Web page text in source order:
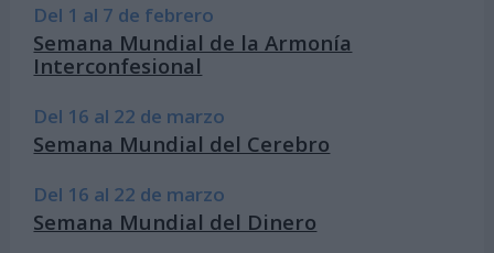
Del 1 al 7 de febrero
Semana Mundial de la Armonía
Interconfesional
Del 16 al 22 de marzo
Semana Mundial del Cerebro
Del 16 al 22 de marzo
Semana Mundial del Dinero